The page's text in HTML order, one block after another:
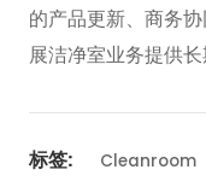
的产品更新、商务
展洁净室业务提供长
标签: Cleanroom